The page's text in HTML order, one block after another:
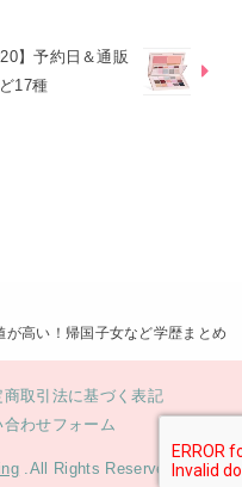
】予約日＆通販
17種
高い！帰国子女など学歴まとめ
商取引法に基づく表記
合わせフォーム
.All Rights Reserved.